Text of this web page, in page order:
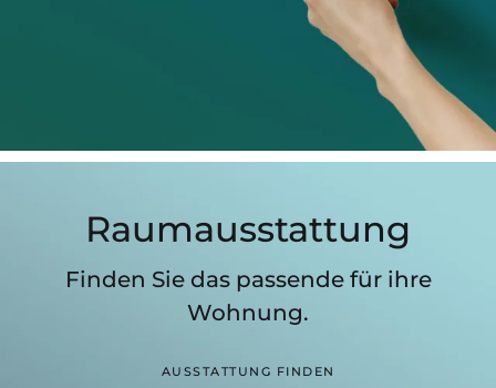
Raum­aus­stattung
Finden Sie das passende für ihre
Wohnung.
AUSSTATTUNG FINDEN